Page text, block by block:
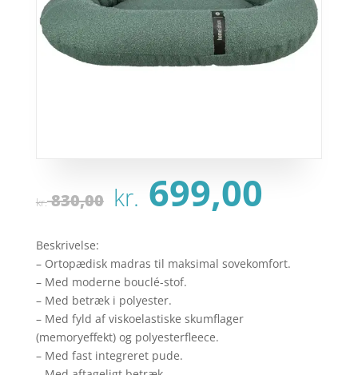
kr.830,00 Den
oprindelige
var:
kr. 830,00.
kr. 699,00
er:
kr.
Beskrivelse:
– Ortopædisk madras til maksimal sovekomfort.
– Med moderne bouclé-stof.
– Med betræk i polyester.
– Med fyld af viskoelastiske skumflager
(memoryeffekt) og polyesterfleece.
– Med fast integreret pude.